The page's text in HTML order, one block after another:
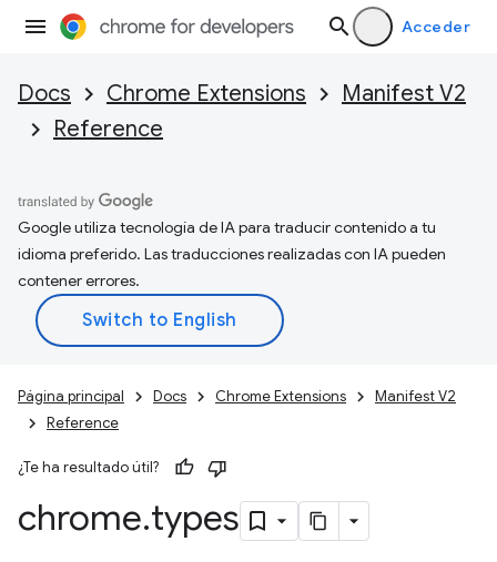
Acceder
Docs Chrome Extensions
Manifest V2
Reference
Google utiliza tecnología de IA para traducir contenido a tu
idioma preferido. Las traducciones realizadas con IA pueden
contener errores.
Página principal Docs Chrome Extensions
Manifest V2
Reference
¿Te ha resultado útil?
chrome.types